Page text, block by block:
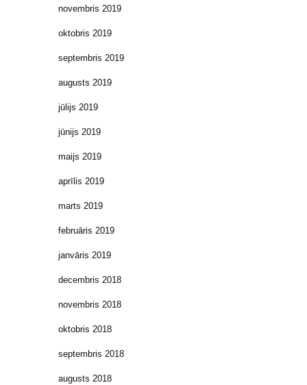
novembris 2019
oktobris 2019
septembris 2019
augusts 2019
jūlijs 2019
jūnijs 2019
maijs 2019
aprīlis 2019
marts 2019
februāris 2019
janvāris 2019
decembris 2018
novembris 2018
oktobris 2018
septembris 2018
augusts 2018